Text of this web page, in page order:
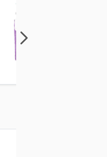
Next Previous